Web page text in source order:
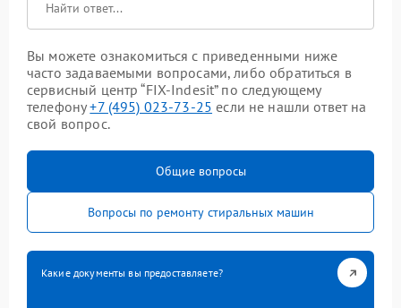
Вы можете ознакомиться с приведенными ниже
часто задаваемыми вопросами, либо обратиться в
сервисный центр “FIX-Indesit” по следующему
телефону+7 (495) 023-73-25 если не нашли ответ на
свой вопрос.
Общие вопросы
Вопросы по ремонту стиральных машин
Какие документы вы предоставляете?